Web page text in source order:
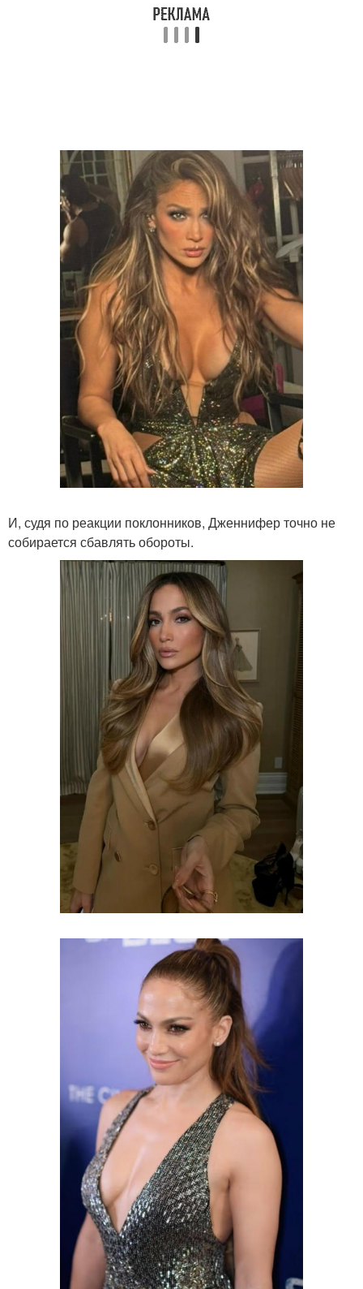
И, судя по реакции поклонников, Дженнифер точно не
собирается сбавлять обороты.